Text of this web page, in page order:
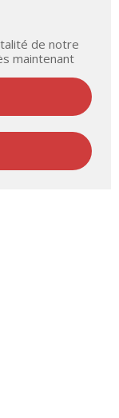
de notre
maintenant